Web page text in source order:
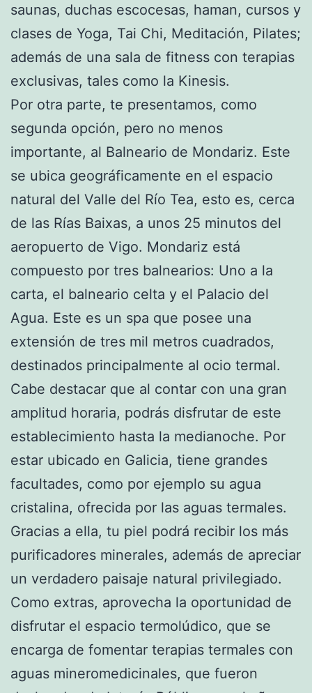
saunas, duchas escocesas, haman, cursos y
clases de Yoga, Tai Chi, Meditación, Pilates;
además de una sala de fitness con terapias
exclusivas, tales como la Kinesis.
Por otra parte, te presentamos, como
segunda opción, pero no menos
importante, al Balneario de Mondariz. Este
se ubica geográficamente en el espacio
natural del Valle del Río Tea, esto es, cerca
de las Rías Baixas, a unos 25 minutos del
aeropuerto de Vigo. Mondariz está
compuesto por tres balnearios: Uno a la
carta, el balneario celta y el Palacio del
Agua. Este es un spa que posee una
extensión de tres mil metros cuadrados,
destinados principalmente al ocio termal.
Cabe destacar que al contar con una gran
amplitud horaria, podrás disfrutar de este
establecimiento hasta la medianoche. Por
estar ubicado en Galicia, tiene grandes
facultades, como por ejemplo su agua
cristalina, ofrecida por las aguas termales.
Gracias a ella, tu piel podrá recibir los más
purificadores minerales, además de apreciar
un verdadero paisaje natural privilegiado.
Como extras, aprovecha la oportunidad de
disfrutar el espacio termolúdico, que se
encarga de fomentar terapias termales con
aguas mineromedicinales, que fueron